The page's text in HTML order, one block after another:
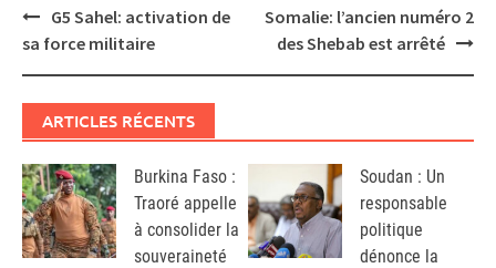
Post
navigation
G5 Sahel: activation de
sa force militaire
Somalie: l’ancien numéro 2
des Shebab est arrêté
ARTICLES RÉCENTS
Burkina Faso :
Traoré appelle
à consolider la
souveraineté
Soudan : Un
responsable
politique
dénonce la